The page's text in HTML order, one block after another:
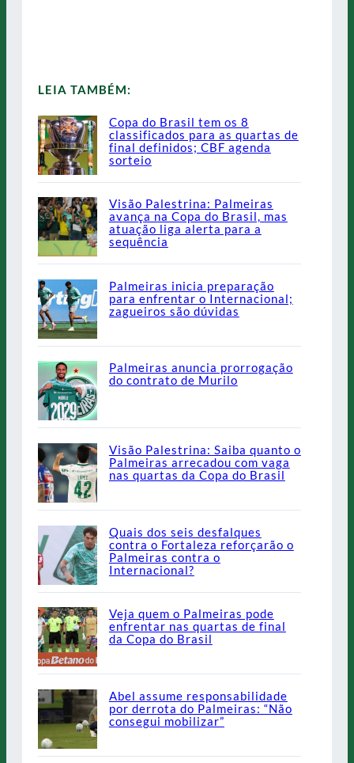
LEIA TAMBÉM:
Copa do Brasil tem os 8
classificados para as quartas de
final definidos; CBF agenda
sorteio
Visão Palestrina: Palmeiras
avança na Copa do Brasil, mas
atuação liga alerta para a
sequência
Palmeiras inicia preparação
para enfrentar o Internacional;
zagueiros são dúvidas
Palmeiras anuncia prorrogação
do contrato de Murilo
Visão Palestrina: Saiba quanto o
Palmeiras arrecadou com vaga
nas quartas da Copa do Brasil
Quais dos seis desfalques
contra o Fortaleza reforçarão o
Palmeiras contra o
Internacional?
Veja quem o Palmeiras pode
enfrentar nas quartas de final
da Copa do Brasil
Abel assume responsabilidade
por derrota do Palmeiras: “Não
consegui mobilizar”